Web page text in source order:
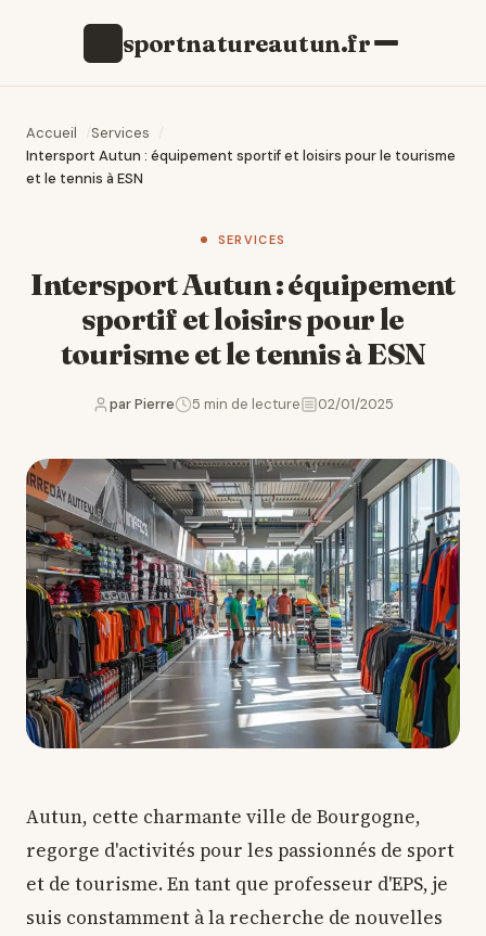
sportnatureautun.fr
Accueil
Services
Intersport Autun : équipement sportif et loisirs pour le tourisme
et le tennis à ESN
SERVICES
Intersport Autun : équipement
sportif et loisirs pour le
tourisme et le tennis à ESN
par Pierre 5 min de lecture 02/01/2025
Autun, cette charmante ville de Bourgogne,
regorge d'activités pour les passionnés de sport
et de tourisme. En tant que professeur d'EPS, je
suis constamment à la recherche de nouvelles